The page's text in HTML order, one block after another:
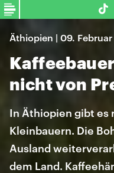
Äthiopien | 09.
nicht von
In Äthiopien gibt es
Kleinbauern. Die
Ausland
dem Land.